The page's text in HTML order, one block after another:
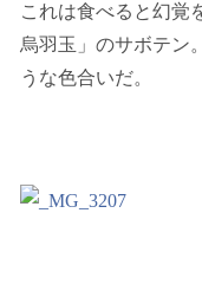
これは食べると幻覚
烏羽玉」のサボテン
うな色合いだ。